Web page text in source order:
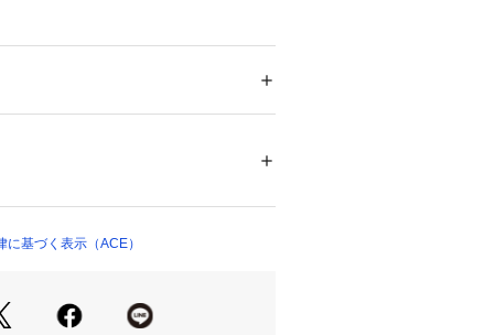
分には薄いパットが入り、滑りにく
基づく表示（ACE）